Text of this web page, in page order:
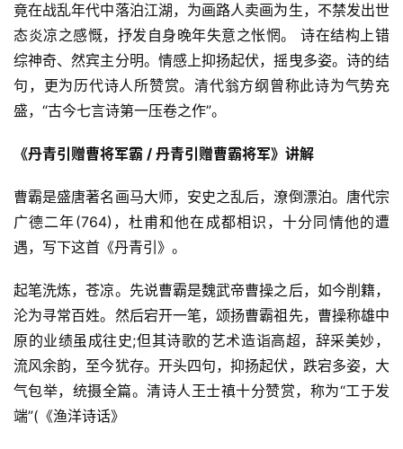
竟在战乱年代中落泊江湖，为画路人卖画为生，不禁发出世
态炎凉之感慨，抒发自身晚年失意之怅惘。 诗在结构上错
综神奇、然宾主分明。情感上抑扬起伏，摇曳多姿。诗的结
句，更为历代诗人所赞赏。清代翁方纲曾称此诗为气势充
盛，“古今七言诗第一压卷之作”。
《丹青引赠曹将军霸 / 丹青引赠曹霸将军》讲解
曹霸是盛唐著名画马大师，安史之乱后，潦倒漂泊。唐代宗
广德二年(764)，杜甫和他在成都相识，十分同情他的遭
遇，写下这首《丹青引》。
起笔洗炼，苍凉。先说曹霸是魏武帝曹操之后，如今削籍，
沦为寻常百姓。然后宕开一笔，颂扬曹霸祖先，曹操称雄中
原的业绩虽成往史;但其诗歌的艺术造诣高超，辞采美妙，
流风余韵，至今犹存。开头四句，抑扬起伏，跌宕多姿，大
气包举，统摄全篇。清诗人王士禛十分赞赏，称为“工于发
端”(《渔洋诗话》